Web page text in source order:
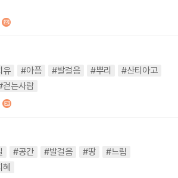
유 #아픔 #발걸음 #뿌리
#산티아고
걷는사람
#공간 #발걸음 #땅
#느림